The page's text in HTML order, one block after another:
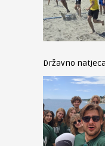
Državno